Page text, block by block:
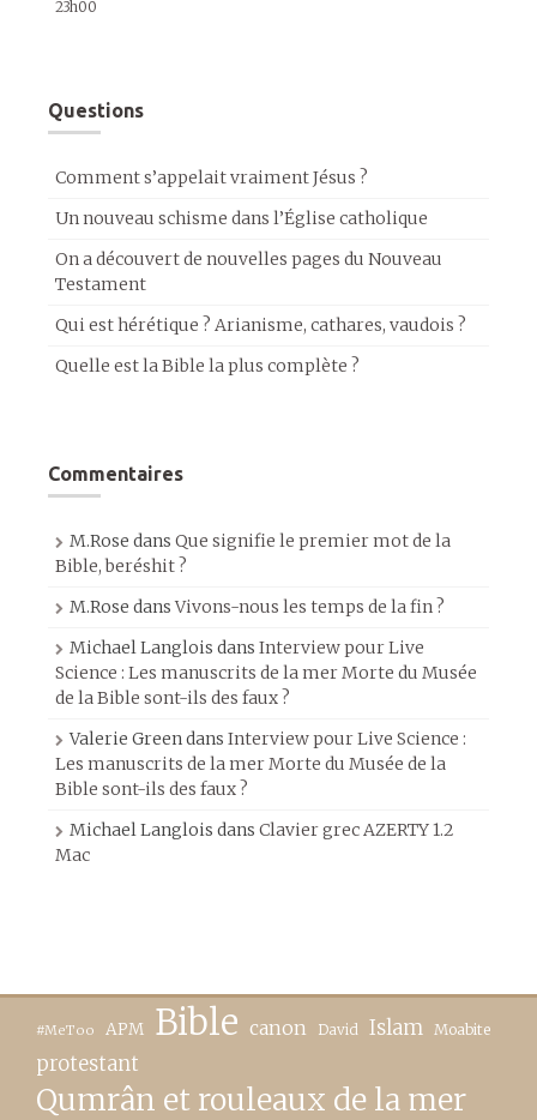
23h00
Questions
Comment s’appelait vraiment Jésus ?
Un nouveau schisme dans l’Église catholique
On a découvert de nouvelles pages du Nouveau
Testament
Qui est hérétique ? Arianisme, cathares, vaudois ?
Quelle est la Bible la plus complète ?
Commentaires
M.Rose dans Que signifie le premier mot de la
Bible, beréshit ?
M.Rose dansVivons-nous les temps de la fin ?
Michael Langlois dans Interview pour Live
Science : Les manuscrits de la mer Morte du Musée
de la Bible sont-ils des faux ?
Valerie Greendans Interview pour Live Science :
Les manuscrits de la mer Morte du Musée de la
Bible sont-ils des faux ?
Michael Langlois dans Clavier grec AZERTY 1.2
Mac
#MeToo APM Bible canon David Islam Moabite
protestant
Qumrân et rouleaux de la mer